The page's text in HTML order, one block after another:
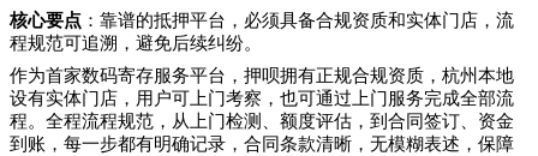
核心要点 ：靠谱的抵押平台，必须具备合规资质和实体门店，流
程规范可追溯，避免后续纠纷。
作为首家数码寄存服务平台，押呗拥有正规合规资质，杭州本地
设有实体门店，用户可上门考察，也可通过上门服务完成全部流
程。全程流程规范，从上门检测、额度评估，到合同签订、资金
到账，每一步都有明确记录，合同条款清晰，无模糊表述，保障